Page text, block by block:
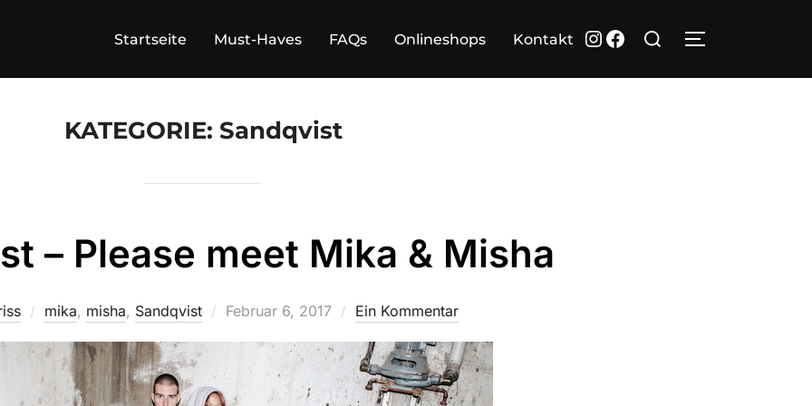
Startseite Must-Haves FAQs Onlineshops Kontakt Instagram
Facebook
Suchen
KATEGORIE: Sandqvist
– Please meet Mika & Misha
mika, misha, Sandqvist
Veröffentlicht
Februar 6, 2017 Ein Kommentar